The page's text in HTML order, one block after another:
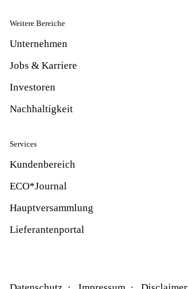
Weitere Bereiche
Unternehmen
Jobs & Karriere
Investoren
Nachhaltigkeit
Services
Kundenbereich
ECO*Journal
Hauptversammlung
Lieferantenportal